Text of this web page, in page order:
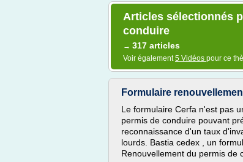
Articles sélectionnés
conduire
→ 317 articles
Voir également5 Vidéos pour ce
Formulaire
Le formulaire Cerfa n'est pas
permis de conduire pouvant
reconnaissance d'un taux
lourds. Bastia cedex , un
Renouvellement du permis de